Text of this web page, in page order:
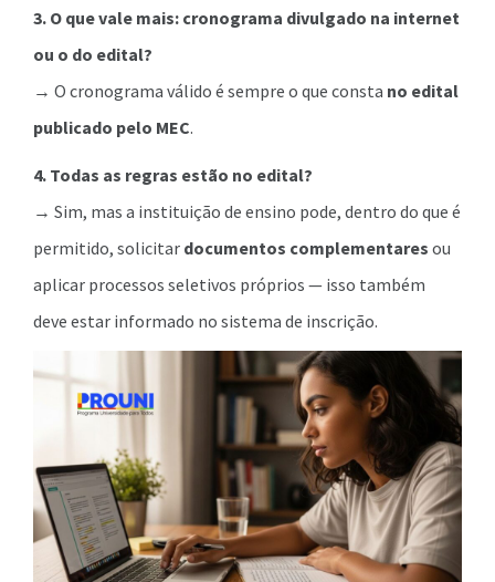
3. O que vale mais: cronograma divulgado na internet
ou o do edital?
→ O cronograma válido é sempre o que consta no edital
publicado pelo MEC.
4. Todas as regras estão no edital?
→ Sim, mas a instituição de ensino pode, dentro do que é
permitido, solicitar documentos complementares ou
aplicar processos seletivos próprios — isso também
deve estar informado no sistema de inscrição.